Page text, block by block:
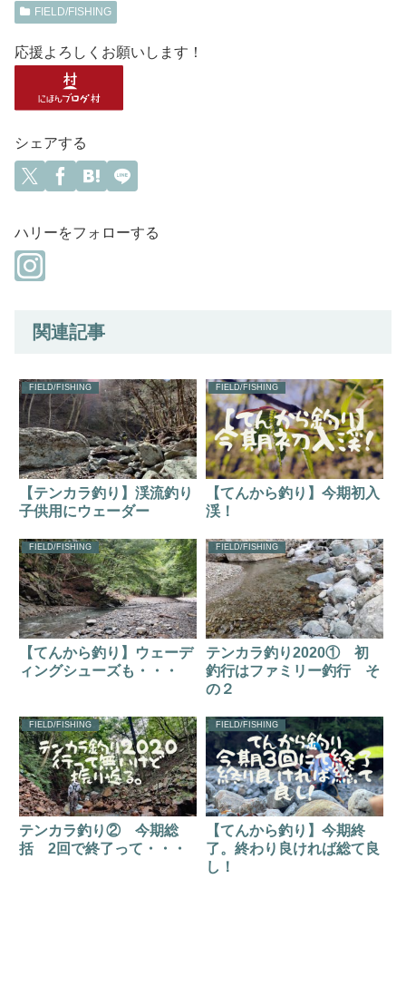
FIELD/FISHING
応援よろしくお願いします！
シェアする
ハリーをフォローする
関連記事
FIELD/FISHING
【テンカラ釣り】渓流釣り
子供用にウェーダー
FIELD/FISHING
【てんから釣り】今期初入
渓！
FIELD/FISHING
【てんから釣り】ウェーデ
ィングシューズも・・・
FIELD/FISHING
テンカラ釣り2020① 初
釣行はファミリー釣行 そ
の２
FIELD/FISHING
テンカラ釣り② 今期総
括 2回で終了って・・・
FIELD/FISHING
【てんから釣り】今期終
了。終わり良ければ総て良
し！